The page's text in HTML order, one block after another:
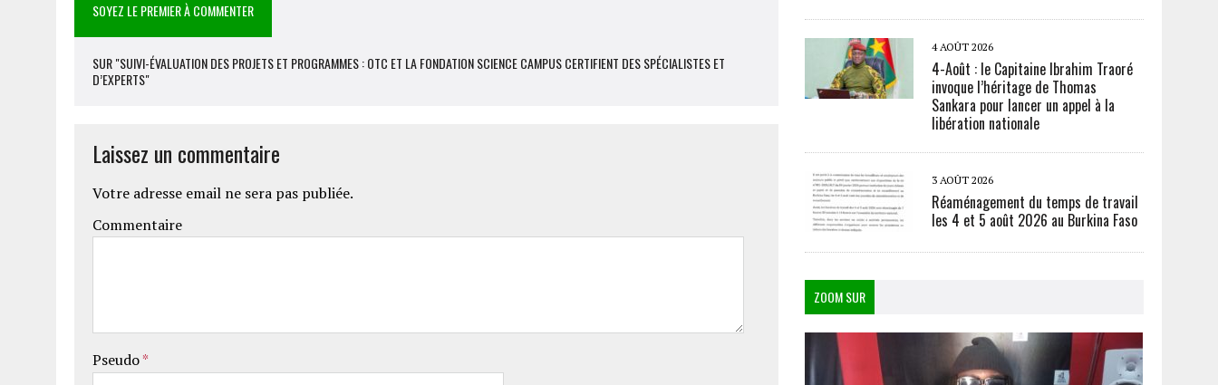
SOYEZ LE PREMIER À COMMENTER
SUR "SUIVI-ÉVALUATION DES PROJETS ET PROGRAMMES : OTC ET LA FONDATION SCIENCE CAMPUS CERTIFIENT DES SPÉCIALISTES ET
D’EXPERTS"
Laissez un commentaire
Votre adresse email ne sera pas publiée.
Commentaire
Pseudo*
4 AOÛT 2026
4-Août : le Capitaine Ibrahim Traoré
invoque l’héritage de Thomas
Sankara pour lancer un appel à la
libération nationale
3 AOÛT 2026
Réaménagement du temps de travail
les 4 et 5 août 2026 au Burkina Faso
ZOOM SUR